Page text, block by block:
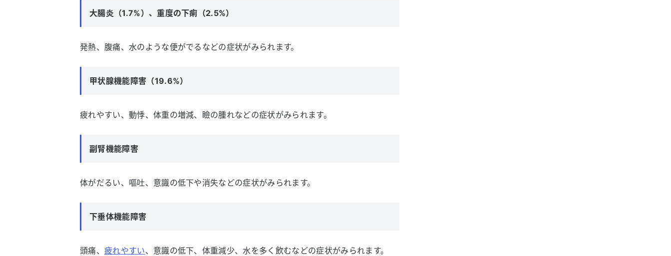
大腸炎（1.7%）、重度の下痢（2.5%）
発熱、腹痛、水のような便がでるなどの症状がみられます。
甲状腺機能障害（19.6%）
疲れやすい、動悸、体重の増減、瞼の腫れなどの症状がみられます。
副腎機能障害
体がだるい、嘔吐、意識の低下や消失などの症状がみられます。
下垂体機能障害
頭痛、 疲れやすい、意識の低下、体重減少、水を多く飲むなどの症状がみられます。